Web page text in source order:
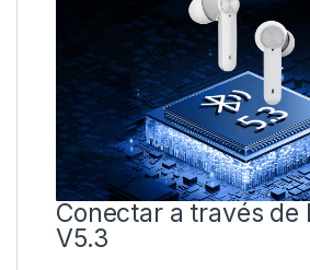
Conectar a través de
V5.3